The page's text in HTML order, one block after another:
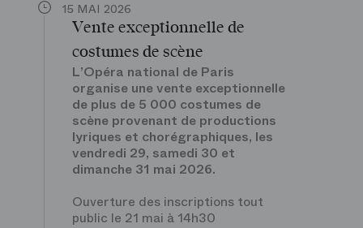
15 MAI 2026
Vente exceptionnelle de
costumes de scène
L’Opéra national de Paris
organise une vente exceptionnelle
de plus de 5 000 costumes de
scène provenant de productions
lyriques et chorégraphiques, les
vendredi 29, samedi 30 et
dimanche 31 mai 2026.
Ouverture des inscriptions tout
public le 21 mai à 14h30